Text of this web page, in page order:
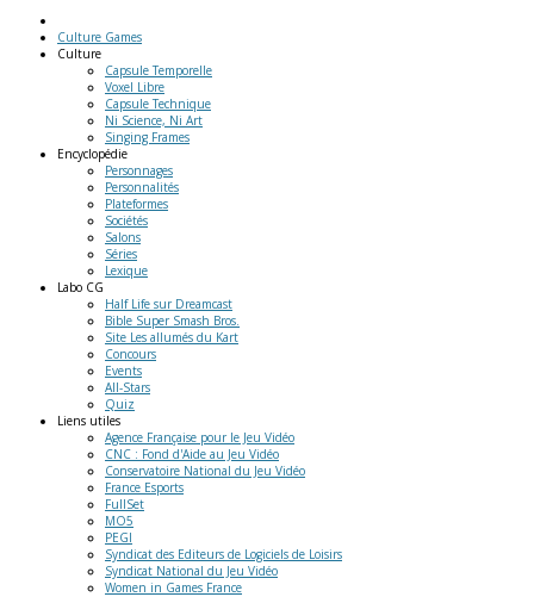
Culture Games
Culture
Capsule Temporelle
Voxel Libre
Capsule Technique
Ni Science, Ni Art
Singing Frames
Encyclopédie
Personnages
Personnalités
Plateformes
Sociétés
Salons
Séries
Lexique
Labo CG
Half Life sur Dreamcast
Bible Super Smash Bros.
Site Les allumés du Kart
Concours
Events
All-Stars
Quiz
Liens utiles
Agence Française pour le Jeu Vidéo
CNC : Fond d'Aide au Jeu Vidéo
Conservatoire National du Jeu Vidéo
France Esports
FullSet
MO5
PEGI
Syndicat des Editeurs de Logiciels de Loisirs
Syndicat National du Jeu Vidéo
Women in Games France